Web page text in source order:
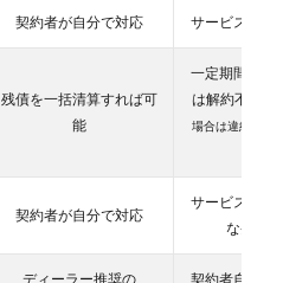
契約者が自分で対応 サービス提供
残債を一括清算すれば可
能
一定期間が経
は解約不可
場合は違約金や
契約者が自分で対応
サービス提供
な条件
ディーラー推奨の
契約者自が自